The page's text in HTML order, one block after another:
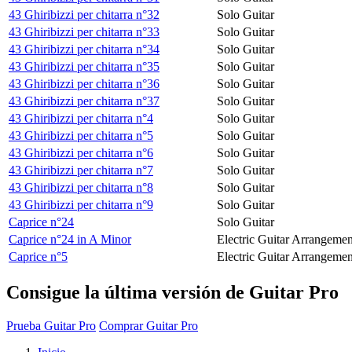
43 Ghiribizzi per chitarra n°32
Solo Guitar
43 Ghiribizzi per chitarra n°33
Solo Guitar
43 Ghiribizzi per chitarra n°34
Solo Guitar
43 Ghiribizzi per chitarra n°35
Solo Guitar
43 Ghiribizzi per chitarra n°36
Solo Guitar
43 Ghiribizzi per chitarra n°37
Solo Guitar
43 Ghiribizzi per chitarra n°4
Solo Guitar
43 Ghiribizzi per chitarra n°5
Solo Guitar
43 Ghiribizzi per chitarra n°6
Solo Guitar
43 Ghiribizzi per chitarra n°7
Solo Guitar
43 Ghiribizzi per chitarra n°8
Solo Guitar
43 Ghiribizzi per chitarra n°9
Solo Guitar
Caprice n°24
Solo Guitar
Caprice n°24 in A Minor
Electric Guitar
Caprice n°5
Electric Guitar
Consigue la última versión de Guitar Pro
Prueba Guitar Pro Comprar Guitar Pro